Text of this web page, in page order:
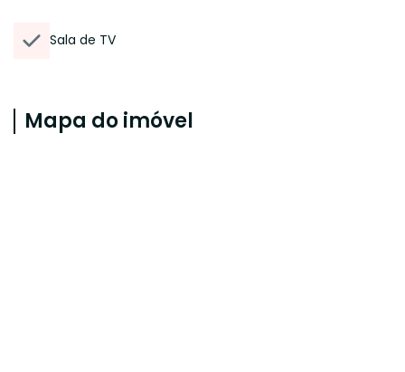
Sala de TV
Mapa do imóvel